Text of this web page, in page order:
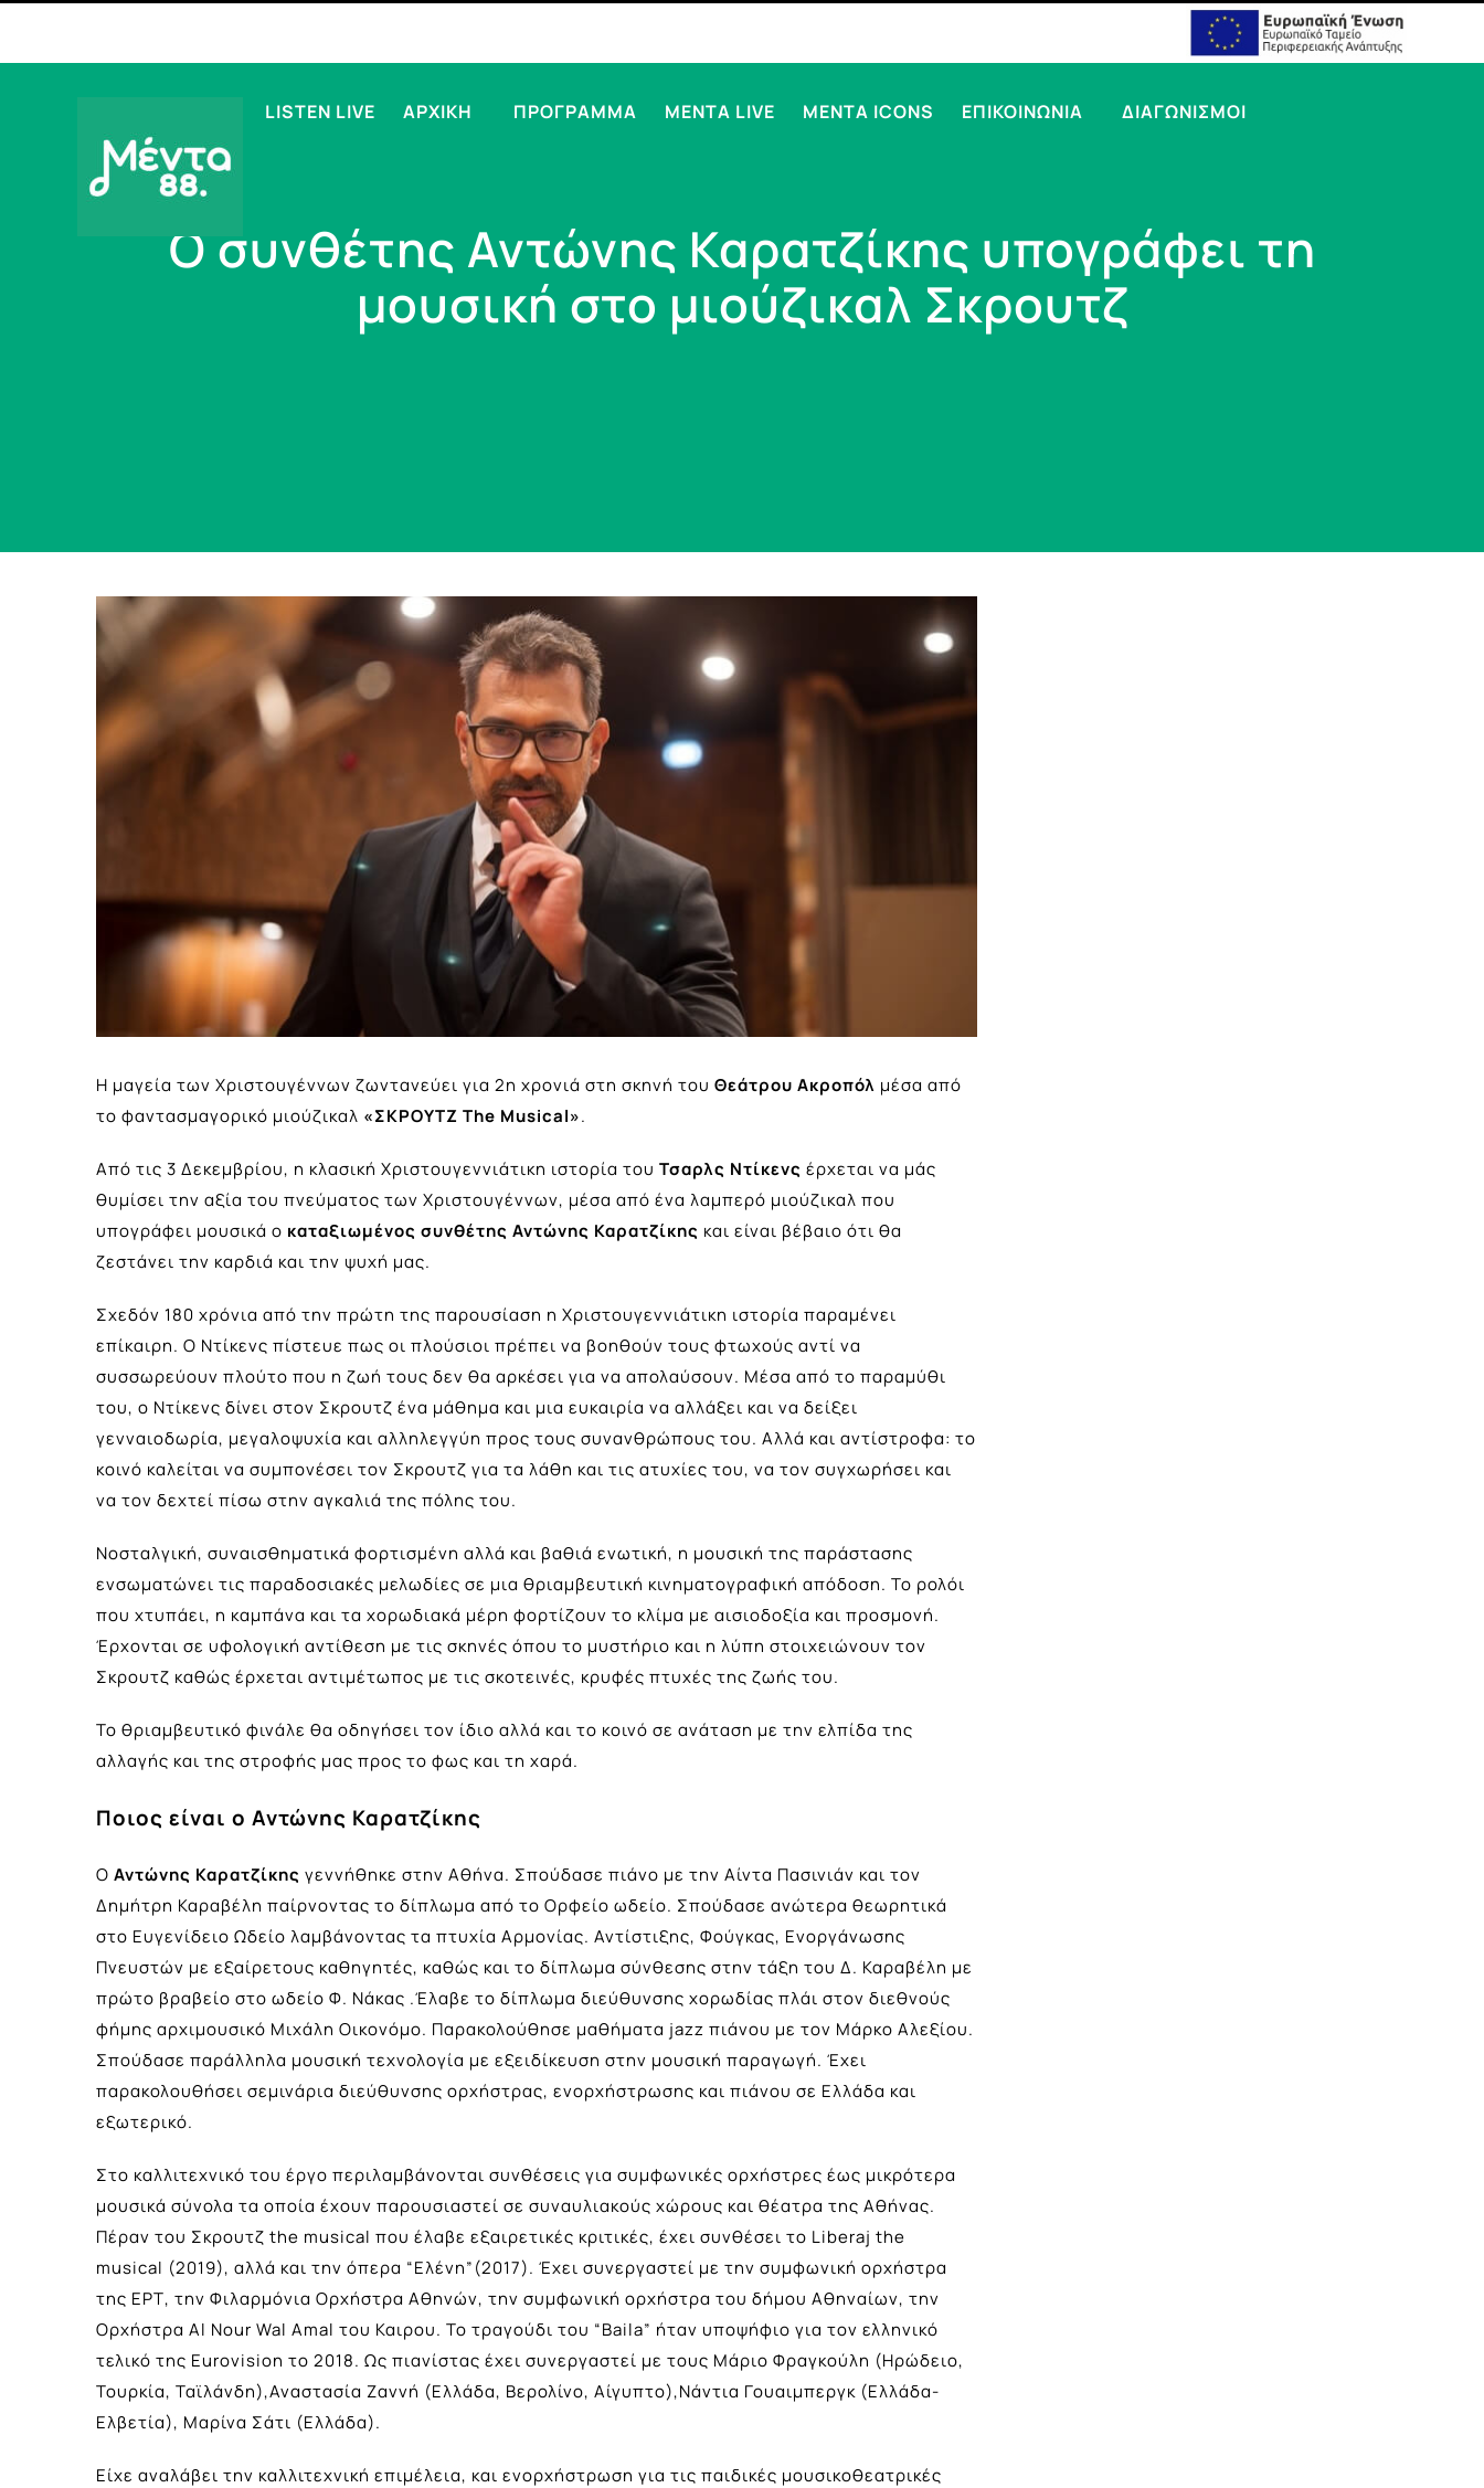
LISTEN LIVE ΑΡΧΙΚΗ ΠΡΟΓΡΑΜΜΑ MENTA LIVE MENTA ICONS ΕΠΙΚΟΙΝΩΝΙΑ ΔΙΑΓΩΝΙΣΜΟΙ
Ο συνθέτης Αντώνης Καρατζίκης υπογράφει τη
μουσική στο μιούζικαλ Σκρουτζ
View
Larger
Image
Η μαγεία των Χριστουγέννων ζωντανεύει για 2η χρονιά στη σκηνή του Θεάτρου Ακροπόλ μέσα από
το φαντασμαγορικό μιούζικαλ «ΣΚΡΟΥΤΖ The Musical».
Από τις 3 Δεκεμβρίου, η κλασική Χριστουγεννιάτικη ιστορία του Τσαρλς Ντίκενς έρχεται να μάς
θυμίσει την αξία του πνεύματος των Χριστουγέννων, μέσα από ένα λαμπερό μιούζικαλ που
υπογράφει μουσικά ο καταξιωμένος συνθέτης Αντώνης Καρατζίκης και είναι βέβαιο ότι θα
ζεστάνει την καρδιά και την ψυχή μας.
Σχεδόν 180 χρόνια από την πρώτη της παρουσίαση η Χριστουγεννιάτικη ιστορία παραμένει
επίκαιρη. Ο Ντίκενς πίστευε πως οι πλούσιοι πρέπει να βοηθούν τους φτωχούς αντί να
συσσωρεύουν πλούτο που η ζωή τους δεν θα αρκέσει για να απολαύσουν. Μέσα από το παραμύθι
του, ο Ντίκενς δίνει στον Σκρουτζ ένα μάθημα και μια ευκαιρία να αλλάξει και να δείξει
γενναιοδωρία, μεγαλοψυχία και αλληλεγγύη προς τους συνανθρώπους του. Αλλά και αντίστροφα: το
κοινό καλείται να συμπονέσει τον Σκρουτζ για τα λάθη και τις ατυχίες του, να τον συγχωρήσει και
να τον δεχτεί πίσω στην αγκαλιά της πόλης του.
Νοσταλγική, συναισθηματικά φορτισμένη αλλά και βαθιά ενωτική, η μουσική της παράστασης
ενσωματώνει τις παραδοσιακές μελωδίες σε μια θριαμβευτική κινηματογραφική απόδοση. Το ρολόι
που χτυπάει, η καμπάνα και τα χορωδιακά μέρη φορτίζουν το κλίμα με αισιοδοξία και προσμονή.
Έρχονται σε υφολογική αντίθεση με τις σκηνές όπου το μυστήριο και η λύπη στοιχειώνουν τον
Σκρουτζ καθώς έρχεται αντιμέτωπος με τις σκοτεινές, κρυφές πτυχές της ζωής του.
Το θριαμβευτικό φινάλε θα οδηγήσει τον ίδιο αλλά και το κοινό σε ανάταση με την ελπίδα της
αλλαγής και της στροφής μας προς το φως και τη χαρά.
Ποιος είναι ο Αντώνης Καρατζίκης
Ο Αντώνης Καρατζίκης γεννήθηκε στην Αθήνα. Σπούδασε πιάνο με την Αίντα Πασινιάν και τον
Δημήτρη Καραβέλη παίρνοντας το δίπλωμα από το Ορφείο ωδείο. Σπούδασε ανώτερα θεωρητικά
στο Ευγενίδειο Ωδείο λαμβάνοντας τα πτυχία Αρμονίας. Αντίστιξης, Φούγκας, Ενοργάνωσης
Πνευστών με εξαίρετους καθηγητές, καθώς και το δίπλωμα σύνθεσης στην τάξη του Δ. Καραβέλη με
πρώτο βραβείο στο ωδείο Φ. Νάκας .Έλαβε το δίπλωμα διεύθυνσης χορωδίας πλάι στον διεθνούς
φήμης αρχιμουσικό Μιχάλη Οικονόμο. Παρακολούθησε μαθήματα jazz πιάνου με τον Μάρκο Αλεξίου.
Σπούδασε παράλληλα μουσική τεχνολογία με εξειδίκευση στην μουσική παραγωγή. Έχει
παρακολουθήσει σεμινάρια διεύθυνσης ορχήστρας, ενορχήστρωσης και πιάνου σε Ελλάδα και
εξωτερικό.
Στο καλλιτεχνικό του έργο περιλαμβάνονται συνθέσεις για συμφωνικές ορχήστρες έως μικρότερα
μουσικά σύνολα τα οποία έχουν παρουσιαστεί σε συναυλιακούς χώρους και θέατρα της Αθήνας.
Πέραν του Σκρουτζ the musical που έλαβε εξαιρετικές κριτικές, έχει συνθέσει το Liberaj the
musical (2019), αλλά και την όπερα “Ελένη”(2017). Έχει συνεργαστεί με την συμφωνική ορχήστρα
της ΕΡΤ, την Φιλαρμόνια Ορχήστρα Αθηνών, την συμφωνική ορχήστρα του δήμου Αθηναίων, την
Ορχήστρα Αl Nour Wal Amal του Καιρου. Το τραγούδι του “Baila” ήταν υποψήφιο για τον ελληνικό
τελικό της Eurovision το 2018. Ως πιανίστας έχει συνεργαστεί με τους Μάριο Φραγκούλη (Ηρώδειο,
Τουρκία, Ταϊλάνδη),Αναστασία Ζαννή (Ελλάδα, Βερολίνο, Αίγυπτο),Νάντια Γουαιμπεργκ (Ελλάδα-
Ελβετία), Μαρίνα Σάτι (Ελλάδα).
Είχε αναλάβει την καλλιτεχνική επιμέλεια, και ενορχήστρωση για τις παιδικές μουσικοθεατρικές